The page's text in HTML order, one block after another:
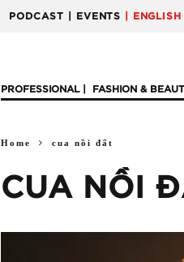
PODCAST | EVENTS | ENGLISH
PROFESSIONAL FASHION &
Home cua nồi đất
CUA NỒI